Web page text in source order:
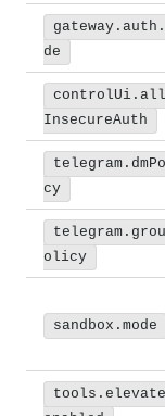
de
InsecureAuth
cy
olicy
sandbox.mode